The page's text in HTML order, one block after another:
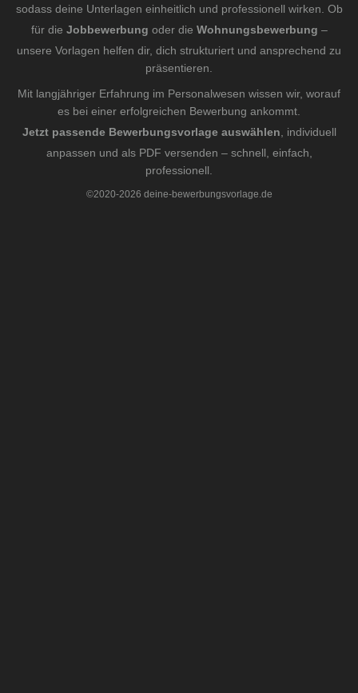
sodass deine Unterlagen einheitlich und professionell wirken. Ob
für die Jobbewerbung oder die Wohnungsbewerbung –
unsere Vorlagen helfen dir, dich strukturiert und ansprechend zu
präsentieren.
Mit langjähriger Erfahrung im Personalwesen wissen wir, worauf
es bei einer erfolgreichen Bewerbung ankommt.
Jetzt passende Bewerbungsvorlage auswählen , individuell
anpassen und als PDF versenden – schnell, einfach,
professionell.
©2020-2026 deine-bewerbungsvorlage.de